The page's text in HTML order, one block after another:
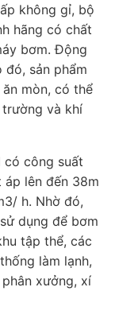
không gỉ, bộ
hãng có chất
bơm. Động
sản phẩm
mòn, có thể
và khí
có công suất
áp lên đến 38m
h. Nhờ đó,
dụng để bơm
tập thể, các
làm lạnh,
xưởng, xí